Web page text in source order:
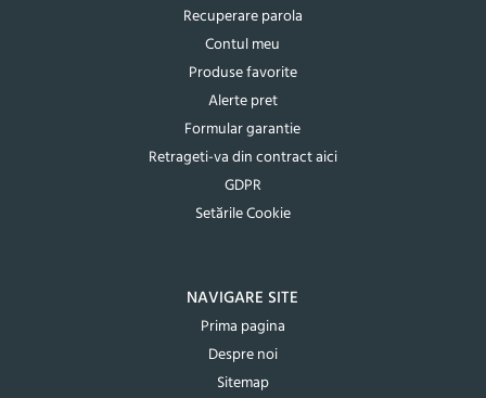
Recuperare parola
Contul meu
Produse favorite
Alerte pret
Formular garantie
Retrageti-va din contract aici
GDPR
Setările Cookie
NAVIGARE SITE
Prima pagina
Despre noi
Sitemap